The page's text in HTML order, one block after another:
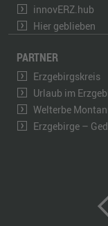
innovERZ.hub
Hier geblieben
PARTNER
Erzgebirgskreis
Urlaub im
Welterbe
Erzgebirge –